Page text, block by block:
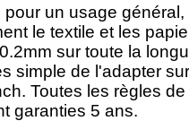
un usage général,
le textile et les
sur toute la
simple de l'adapter
Toutes les règles
garanties 5 ans.